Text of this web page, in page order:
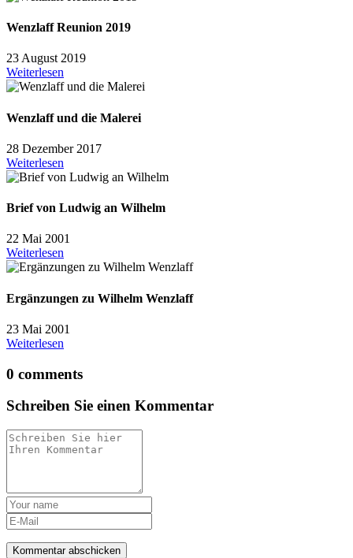
Wenzlaff Reunion 2019
23 August 2019
Weiterlesen
Wenzlaff und die Malerei
28 Dezember 2017
Weiterlesen
Brief von Ludwig an Wilhelm
22 Mai 2001
Weiterlesen
Ergänzungen zu Wilhelm Wenzlaff
23 Mai 2001
Weiterlesen
0 comments
Schreiben Sie einen Kommentar